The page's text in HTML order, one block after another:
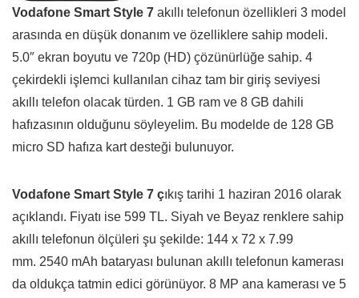
Vodafone Smart Style 7 akıllı telefonun özellikleri 3 model
arasında en düşük donanım ve özelliklere sahip modeli.
5.0″ ekran boyutu ve 720p (HD) çözünürlüğe sahip. 4
çekirdekli işlemci kullanılan cihaz tam bir giriş seviyesi
akıllı telefon olacak türden. 1 GB ram ve 8 GB dahili
hafızasının olduğunu söyleyelim. Bu modelde de 128 GB
micro SD hafıza kart desteği bulunuyor.
Vodafone Smart Style 7 çıkış tarihi 1 haziran 2016 olarak
açıklandı. Fiyatı ise 599 TL. Siyah ve Beyaz renklere sahip
akıllı telefonun ölçüleri şu şekilde: 144 x 72 x 7.99
mm. 2540 mAh bataryası bulunan akıllı telefonun kamerası
da oldukça tatmin edici görünüyor. 8 MP ana kamerası ve 5